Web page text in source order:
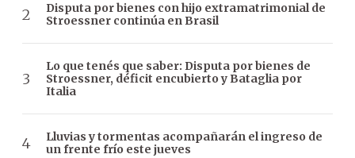
Disputa por bienes con hijo extramatrimonial de
Stroessner continúa en Brasil
Lo que tenés que saber: Disputa por bienes de
Stroessner, déficit encubierto y Bataglia por
Italia
Lluvias y tormentas acompañarán el ingreso de
un frente frío este jueves